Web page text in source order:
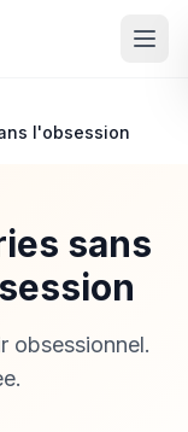
l'obsession
sans
obsessionnel.